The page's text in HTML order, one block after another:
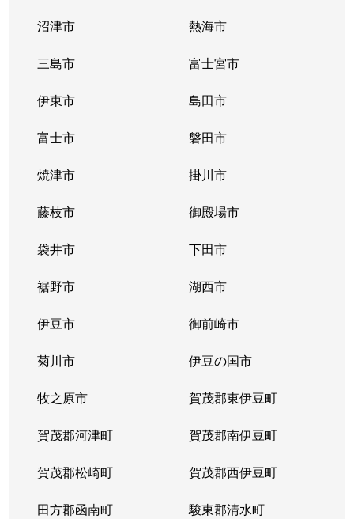
沼津市 熱海市
三島市 富士宮市
伊東市 島田市
富士市 磐田市
焼津市 掛川市
藤枝市 御殿場市
袋井市 下田市
裾野市 湖西市
伊豆市 御前崎市
菊川市 伊豆の国市
牧之原市 賀茂郡東伊豆町
賀茂郡河津町 賀茂郡南伊豆町
賀茂郡松崎町 賀茂郡西伊豆町
田方郡函南町 駿東郡清水町